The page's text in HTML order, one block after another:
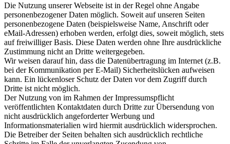
Die Nutzung unserer Webseite ist in der Regel ohne Angabe
personenbezogener Daten möglich. Soweit auf unseren Seiten
personenbezogene Daten (beispielsweise Name, Anschrift oder
eMail-Adressen) erhoben werden, erfolgt dies, soweit möglich, stets
auf freiwilliger Basis. Diese Daten werden ohne Ihre ausdrückliche
Zustimmung nicht an Dritte weitergegeben.
Wir weisen darauf hin, dass die Datenübertragung im Internet (z.B.
bei der Kommunikation per E-Mail) Sicherheitslücken aufweisen
kann. Ein lückenloser Schutz der Daten vor dem Zugriff durch
Dritte ist nicht möglich.
Der Nutzung von im Rahmen der Impressumspflicht
veröffentlichten Kontaktdaten durch Dritte zur Übersendung von
nicht ausdrücklich angeforderter Werbung und
Informationsmaterialien wird hiermit ausdrücklich widersprochen.
Die Betreiber der Seiten behalten sich ausdrücklich rechtliche